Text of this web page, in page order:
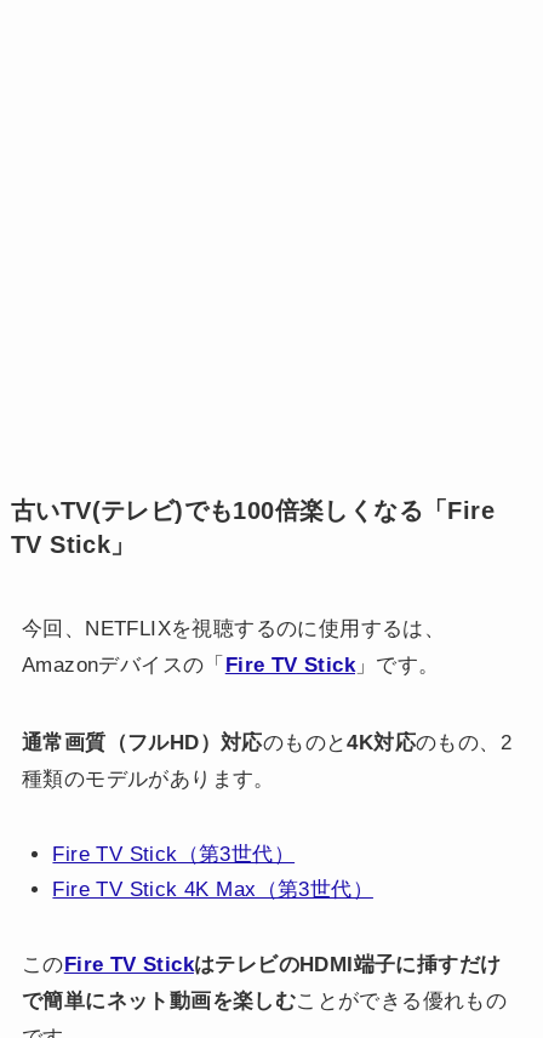
古いTV(テレビ)でも100倍楽しくなる「Fire
TV Stick」
今回、NETFLIXを視聴するのに使用するは、
Amazonデバイスの「 Fire TV Stick」です。
通常画質（フルHD）対応のものと4K対応のもの、2
種類のモデルがあります。
Fire TV Stick（第3世代）
Fire TV Stick 4K Max（第3世代）
このFire TV StickはテレビのHDMI端子に挿すだけ
で簡単にネット動画を楽しむことができる優れもの